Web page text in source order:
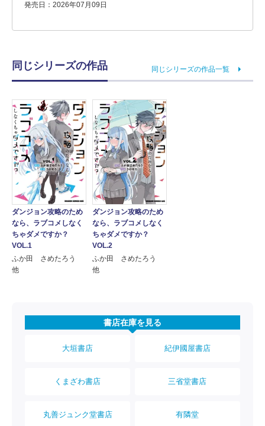
発売日：2026年07月09日
同じシリーズの作品 同じシリーズの作品一覧
ダンジョン攻略のため
なら、ラブコメしなく
ちゃダメですか？
VOL.1
ふか田 さめたろう
他
ダンジョン攻略のため
なら、ラブコメしなく
ちゃダメですか？
VOL.2
ふか田 さめたろう
他
書店在庫を見る
大垣書店 紀伊國屋書店
くまざわ書店 三省堂書店
丸善ジュンク堂書店 有隣堂